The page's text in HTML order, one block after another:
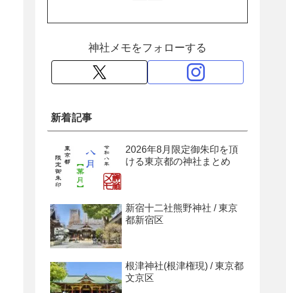
神社メモをフォローする
新着記事
2026年8月限定御朱印を頂
ける東京都の神社まとめ
新宿十二社熊野神社 / 東京
都新宿区
根津神社(根津権現) / 東京都
文京区